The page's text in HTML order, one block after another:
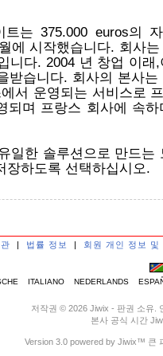
는 375.000 euros의
에 시작했습니다. 회사
니다. 2004 년 창업 이래
받습니다. 회사의 본사
서 운영되는 서비스로
되며 프랑스 회사에 속
일한 솔루션으로 만드는
장하도록 선택하십시오.
| 법률 정보 | 회원 개인 정보 및
ITALIANO NEDERLANDS
저작권 © 2026 Jiwix - 판권 소유.
본사 공식 시간
Version 3.0 powered by Jiwix™ 큰